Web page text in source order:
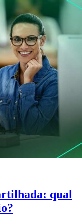
qual